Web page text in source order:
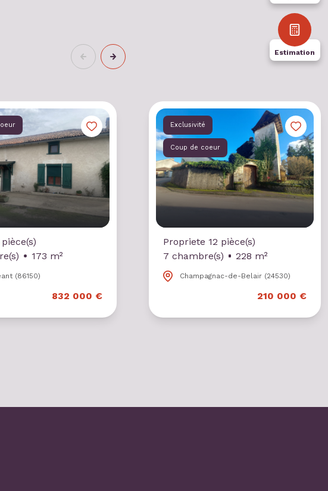
173 m²
(86150)
832 000 €
Exclusivité
Coup de coeur
Propriete 12 pièce(s)
7 chambre(s)
228 m²
Champagnac-de-Belair (24530)
210 000 €
Estimation